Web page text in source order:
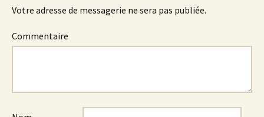
Votre adresse de messagerie ne sera pas publiée.
Commentaire